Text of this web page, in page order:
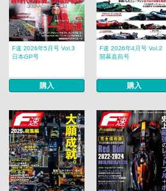
F速 2026年5月号 Vol.3
日本GP号
購入
F速 2026年4月号 Vol.2
開幕直前号
購入